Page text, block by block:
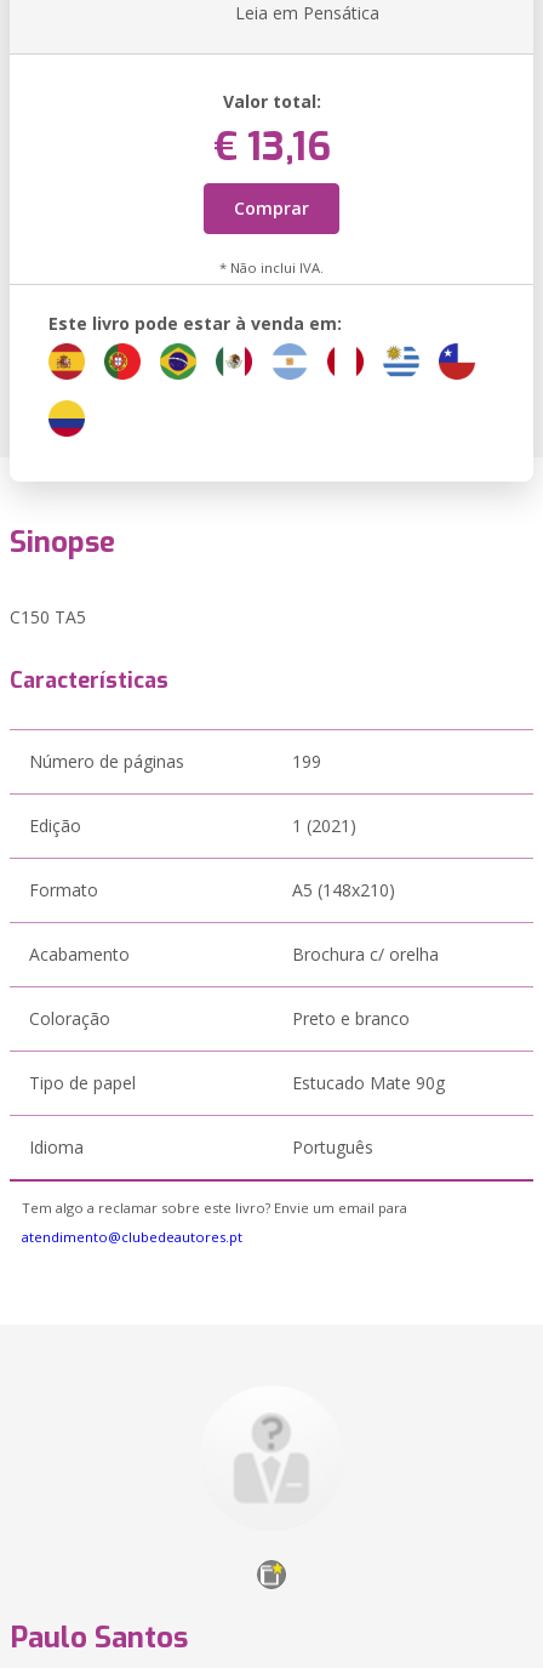
Leia em Pensática
Valor total:
€ 13,16
Comprar
* Não inclui IVA.
Este livro pode estar à venda em:
Sinopse
C150 TA5
Características
Número de páginas 199
Edição 1 (2021)
Formato A5 (148x210)
Acabamento Brochura c/ orelha
Coloração Preto e branco
Tipo de papel Estucado Mate 90g
Idioma Português
Tem algo a reclamar sobre este livro? Envie um email para
atendimento@clubedeautores.pt
Paulo Santos